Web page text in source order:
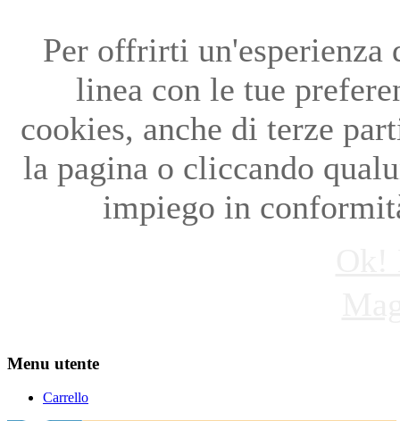
Per offrirti un'esperienza
linea con le tue
cookies, anche di terze
la pagina o cliccando
impiego in
Menu utente
Carrello